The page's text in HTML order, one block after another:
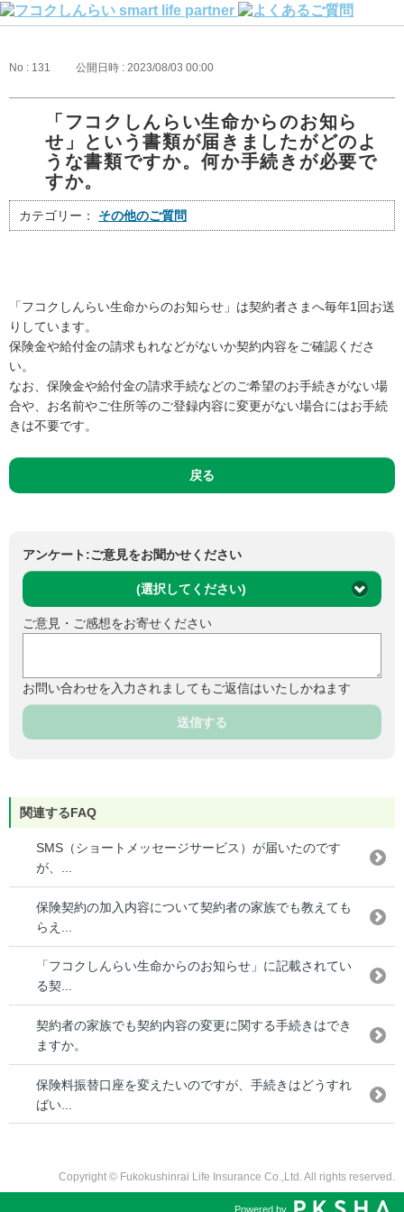
No : 131 公開日時 : 2023/08/03 00:00
「フコクしんらい生命からのお知ら
せ」という書類が届きましたがどのよ
うな書類ですか。何か手続きが必要で
すか。
カテゴリー： その他のご質問
「フコクしんらい生命からのお知らせ」は契約者さまへ毎年1回お送
りしています。
保険金や給付金の請求もれなどがないか契約内容をご確認くださ
い。
なお、保険金や給付金の請求手続などのご希望のお手続きがない場
合や、お名前やご住所等のご登録内容に変更がない場合にはお手続
きは不要です。
戻る
アンケート:ご意見をお聞かせください
(選択してください)
ご意見・ご感想をお寄せください
お問い合わせを入力されましてもご返信はいたしかねます
送信する
関連するFAQ
SMS（ショートメッセージサービス）が届いたのです
が、...
保険契約の加入内容について契約者の家族でも教えても
らえ...
「フコクしんらい生命からのお知らせ」に記載されてい
る契...
契約者の家族でも契約内容の変更に関する手続きはでき
ますか。
保険料振替口座を変えたいのですが、手続きはどうすれ
ばい...
Copyright © Fukokushinrai Life Insurance Co.,Ltd. All rights reserved.
Powered by